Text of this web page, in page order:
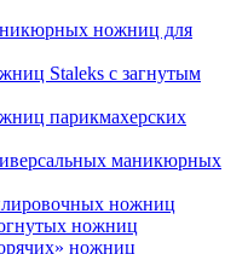
ножниц для
Staleks с загнутым
парикмахерских
маникюрных
ножниц
ножниц
ножниц